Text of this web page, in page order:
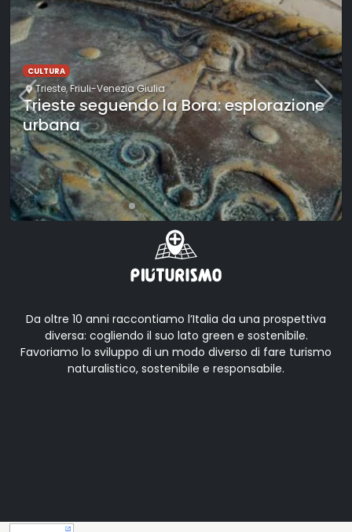
CULTURA
Trieste,Friuli-Venezia Giulia
Trieste seguendo la Bora: esplorazione
urbana
Da oltre 10 anni raccontiamo l’Italia da una prospettiva
diversa: cogliendo il suo lato green e sostenibile.
Favoriamo lo sviluppo di un modo diverso di fare turismo
naturalistico, sostenibile e responsabile.